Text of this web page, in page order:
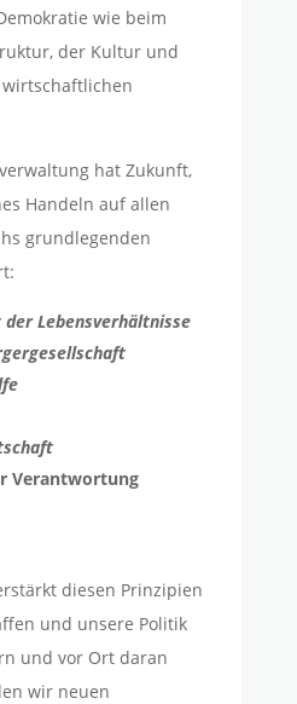
wie beim
der Kultur und
hat Zukunft,
Handeln auf allen
grundlegenden
Lebensverhältnisse
Verantwortung
diesen Prinzipien
und unsere Politik
und vor Ort daran
wir neuen